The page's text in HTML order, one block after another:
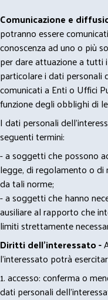
Comunicazione e
potranno essere
conoscenza ad uno o più
per dare attuazione a tutti
particolare i dati personali
comunicati a Enti o Uffici
funzione degli obblighi di
I dati personali
seguenti termini:
- a soggetti che possono
legge, di regolamento o
da tali norme;
- a soggetti che hanno
ausiliare al rapporto che
limiti strettamente
Diritti dell’interessato -
l’interessato potrà
1. accesso: conferma o
dati personali